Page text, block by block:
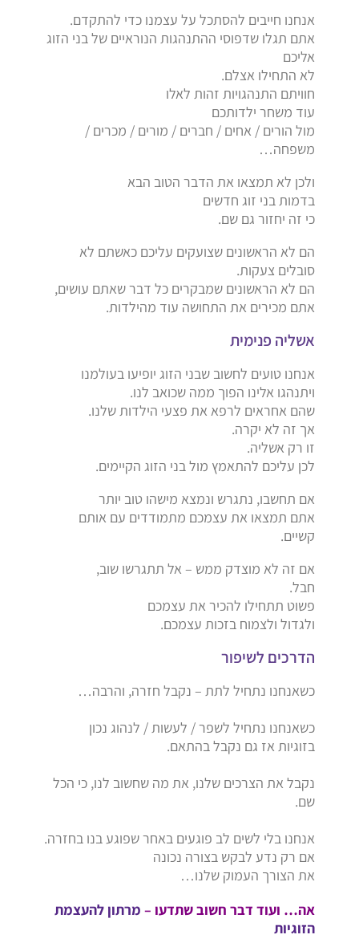
אנחנו חייבים להסתכל על עצמנו כדי להתקדם.
אתם תגלו שדפוסי ההתנהגות הנוראיים של בני הזוג
אליכם
לא התחילו אצלם.
חוויתם התנהגויות זהות לאלו
עוד משחר ילדותכם
מול הורים / אחים / חברים / מורים / מכרים /
משפחה…
ולכן לא תמצאו את הדבר הטוב הבא
בדמות בני זוג חדשים
כי זה יחזור גם שם.
הם לא הראשונים שצועקים עליכם כאשתם לא
סובלים צעקות.
הם לא הראשונים שמבקרים כל דבר שאתם עושים,
אתם מכירים את התחושה עוד מהילדות.
אשליה פנימית
אנחנו טועים לחשוב שבני הזוג יופיעו בעולמנו
ויתנהגו אלינו הפוך ממה שכואב לנו.
שהם אחראים לרפא את פצעי הילדות שלנו.
אך זה לא יקרה.
זו רק אשליה.
לכן עליכם להתאמץ מול בני הזוג הקיימים.
אם תחשבו, נתגרש ונמצא מישהו טוב יותר
אתם תמצאו את עצמכם מתמודדים עם אותם
קשיים.
אם זה לא מוצדק ממש – אל תתגרשו שוב,
חבל.
פשוט תתחילו להכיר את עצמכם
ולגדול ולצמוח בזכות עצמכם.
הדרכים לשיפור
כשאנחנו נתחיל לתת – נקבל חזרה, והרבה…
כשאנחנו נתחיל לשפר / לעשות / לנהוג נכון
בזוגיות אז גם נקבל בהתאם.
נקבל את הצרכים שלנו, את מה שחשוב לנו, כי הכל
שם.
אנחנו בלי לשים לב פוגעים באחר שפוגע בנו בחזרה.
אם רק נדע לבקש בצורה נכונה
את הצורך העמוק שלנו…
אה… ועוד דבר חשוב שתדעו – מרתון להעצמת
הזוגיות